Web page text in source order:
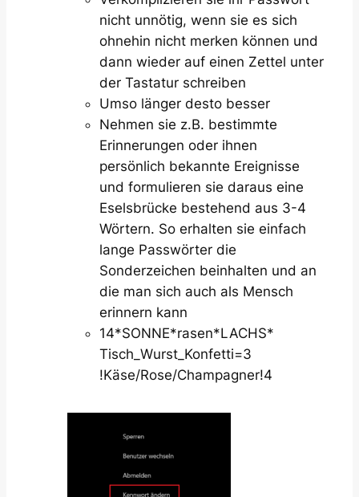
nicht unnötig, wenn sie es sich
ohnehin nicht merken können und
dann wieder auf einen Zettel unter
der Tastatur schreiben
Umso länger desto besser
Nehmen sie z.B. bestimmte
Erinnerungen oder ihnen
persönlich bekannte Ereignisse
und formulieren sie daraus eine
Eselsbrücke bestehend aus 3-4
Wörtern. So erhalten sie einfach
lange Passwörter die
Sonderzeichen beinhalten und an
die man sich auch als Mensch
erinnern kann
14*SONNE*rasen*LACHS*
Tisch_Wurst_Konfetti=3
!Käse/Rose/Champagner!4